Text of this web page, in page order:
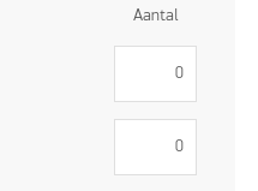
Aantal